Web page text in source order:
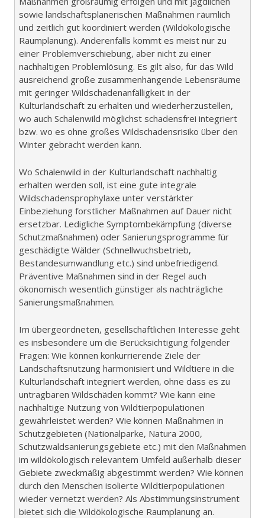
sowie landschaftsplanerischen Maßnahmen räumlich
und zeitlich gut koordiniert werden (Wildökologische
Raumplanung). Anderenfalls kommt es meist nur zu
einer Problemverschiebung, aber nicht zu einer
nachhaltigen Problemlösung. Es gilt also, für das Wild
ausreichend große zusammenhängende Lebensräume
mit geringer Wildschadenanfälligkeit in der
Kulturlandschaft zu erhalten und wiederherzustellen,
wo auch Schalenwild möglichst schadensfrei integriert
bzw. wo es ohne großes Wildschadensrisiko über den
Winter gebracht werden kann.
Wo Schalenwild in der Kulturlandschaft nachhaltig
erhalten werden soll, ist eine gute integrale
Wildschadensprophylaxe unter verstärkter
Einbeziehung forstlicher Maßnahmen auf Dauer nicht
ersetzbar. Ledigliche Symptombekämpfung (diverse
Schutzmaßnahmen) oder Sanierungsprogramme für
geschädigte Wälder (Schnellwuchsbetrieb,
Bestandesumwandlung etc.) sind unbefriedigend.
Präventive Maßnahmen sind in der Regel auch
ökonomisch wesentlich günstiger als nachträgliche
Sanierungsmaßnahmen.
Im übergeordneten, gesellschaftlichen Interesse geht
es insbesondere um die Berücksichtigung folgender
Fragen: Wie können konkurrierende Ziele der
Landschaftsnutzung harmonisiert und Wildtiere in die
Kulturlandschaft integriert werden, ohne dass es zu
untragbaren Wildschäden kommt? Wie kann eine
nachhaltige Nutzung von Wildtierpopulationen
gewährleistet werden? Wie können Maßnahmen in
Schutzgebieten (Nationalparke, Natura 2000,
Schutzwaldsanierungsgebiete etc.) mit den Maßnahmen
im wildökologisch relevantem Umfeld außerhalb dieser
Gebiete zweckmäßig abgestimmt werden? Wie können
durch den Menschen isolierte Wildtierpopulationen
wieder vernetzt werden? Als Abstimmungsinstrument
bietet sich die Wildökologische Raumplanung an.